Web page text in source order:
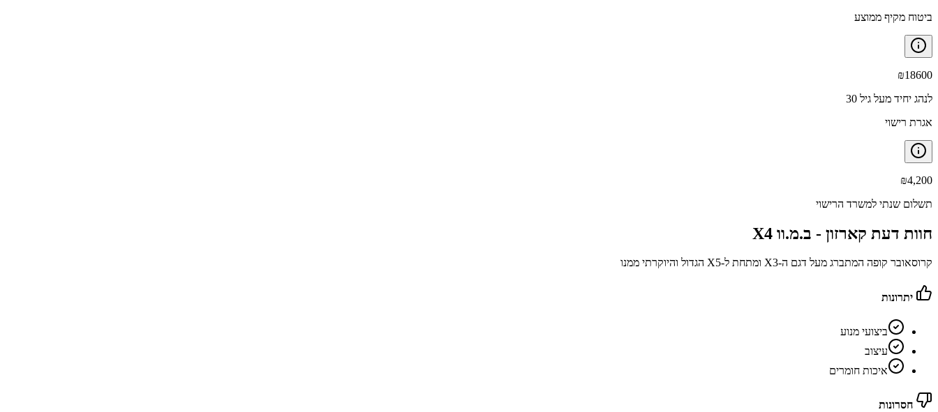
ביטוח מקיף ממוצע
₪18600
לנהג יחיד מעל גיל 30
אגרת רישוי
₪4,200
תשלום שנתי למשרד הרישוי
חוות דעת קארזון - ב.מ.וו X4
קרוסאובר קופה המתברג מעל דגם ה-X3 ומתחת ל-X5 הגדול והיוקרתי ממנו
יתרונות
ביצועי מנוע
עיצוב
איכות חומרים
חסרונות